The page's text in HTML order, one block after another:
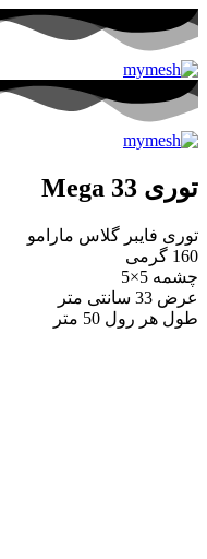
توری Mega 33
توری فایبر گلاس مارامو
160 گرمی
چشمه 5×5
عرض 33 سانتی متر
طول هر رول 50 متر